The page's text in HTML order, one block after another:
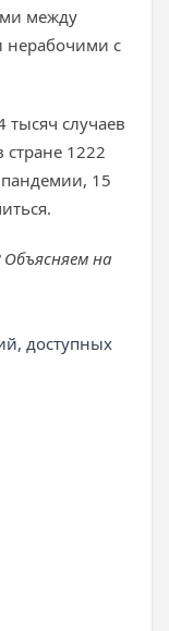
между
нерабочими с
тысяч случаев
стране 1222
пандемии, 15
на
доступных